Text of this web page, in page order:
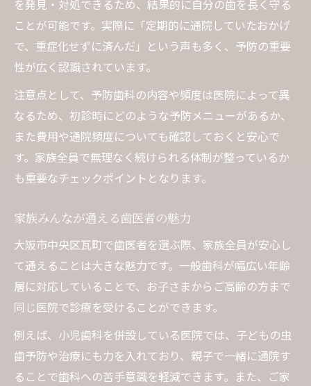
を発見・対処できるため、結果的に自分の歯を長く守る
ことが可能です。実際に「定期的に通院していたおかげ
で、重症化せずに済んだ」という声も多く、予防の重要
性が広く認識されています。
注意点として、予防歯科の内容や頻度は医院によって異
なるため、初診時にどのような予防メニューがあるか、
また費用や通院頻度についても確認しておくと安心で
す。家族全員で無理なく続けられる体制が整っているか
も重要なチェックポイントとなります。
家族みんなが通える歯医者の魅力
大阪市中央区瓦町で歯医者を選ぶ際、家族全員が安心し
て通えることは大きな魅力です。一般歯科が幅広い年齢
層に対応していることで、お子さまからご高齢の方まで
同じ医院で診療を受けることができます。
例えば、小児歯科を併設している医院では、子どもの虫
歯予防や治療にも力を入れており、親子で一緒に通院す
ることで歯科への苦手意識を軽減できます。また、ご家